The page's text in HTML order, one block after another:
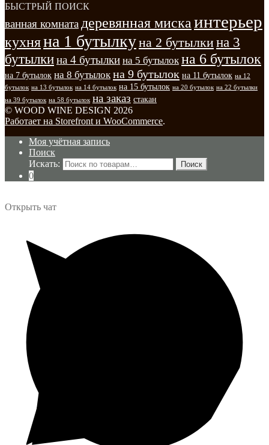
БЫСТРЫЙ ПОИСК
ванная комната деревянная миска интерьер
кухняна 1 бутылкуна 2 бутылкина 3
бутылкина 4 бутылки на 5 бутылок на 6 бутылок
на 7 бутылок на 8 бутылок на 9 бутылок на 11 бутылок на 12
бутылок на 13 бутылок на 14 бутылок на 15 бутылок на 20 бутылок на 22 бутылки
на 39 бутылок на 58 бутылок на заказ стакан
© WOOD WINE DESIGN 2026
Работает на Storefront и WooCommerce.
Моя учётная запись
Поиск
Искать:
Поиск
0
Открыть чат